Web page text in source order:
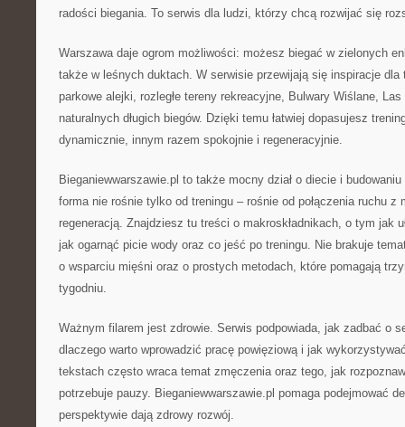
radości biegania. To serwis dla ludzi, którzy chcą rozwijać się
Warszawa daje ogrom możliwości: możesz biegać w zielonych
także w leśnych duktach. W serwisie przewijają się inspiracje
parkowe alejki, rozległe tereny rekreacyjne, Bulwary Wiślane,
naturalnych długich biegów. Dzięki temu łatwiej dopasujesz
dynamicznie, innym razem spokojnie i regeneracyjnie.
Bieganiewwarszawie.pl to także mocny dział o diecie i
forma nie rośnie tylko od treningu – rośnie od połączenia ruchu z
regeneracją. Znajdziesz tu treści o makroskładnikach, o tym jak
jak ogarnąć picie wody oraz co jeść po treningu. Nie brakuje
o wsparciu mięśni oraz o prostych metodach, które pomagają
tygodniu.
Ważnym filarem jest zdrowie. Serwis podpowiada, jak zadbać o
dlaczego warto wprowadzić pracę powięziową i jak
tekstach często wraca temat zmęczenia oraz tego, jak
potrzebuje pauzy. Bieganiewwarszawie.pl pomaga podejmować
perspektywie dają zdrowy rozwój.